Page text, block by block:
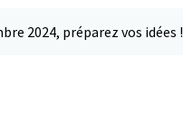
2024, préparez vos idées !